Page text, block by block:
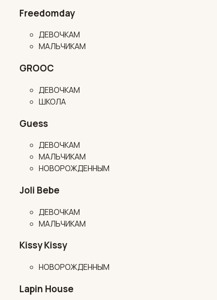
Freedomday
ДЕВОЧКАМ
МАЛЬЧИКАМ
GROOC
ДЕВОЧКАМ
ШКОЛА
Guess
ДЕВОЧКАМ
МАЛЬЧИКАМ
НОВОРОЖДЕННЫМ
Joli Bebe
ДЕВОЧКАМ
МАЛЬЧИКАМ
Kissy Kissy
НОВОРОЖДЕННЫМ
Lapin House